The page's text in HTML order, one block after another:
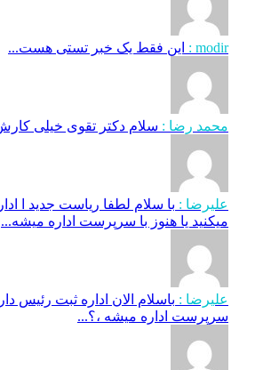
modir : این فقط یک خبر تستی هست...
محمد رضا : سلام دکتر تقوی خیلی
علیرضا : با سلام لطفا ریاست جدید ا
میکنید یا هنوز با سرپرست اداره‌ میشه...
علیرضا : باسلام الان اداره ثبت رئیس
سرپرست اداره میشه ،؟...